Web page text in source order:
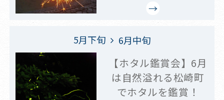
5月下旬 6月中旬
【ホタル鑑賞会】6月
は自然溢れる松崎町
でホタルを鑑賞！